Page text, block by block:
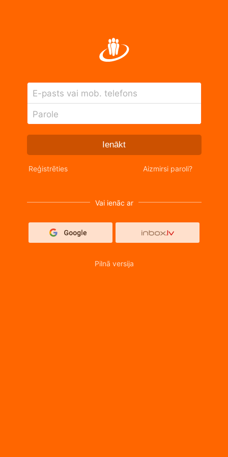
E-pasts vai mob. telefons
Parole
Ienākt
Reģistrēties Aizmirsi paroli?
Vai ienāc ar
Pilnā versija